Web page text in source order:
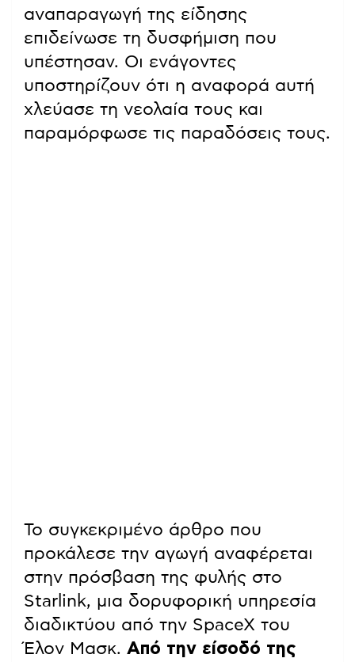
αναπαραγωγή της είδησης
επιδείνωσε τη δυσφήμιση που
υπέστησαν. Οι ενάγοντες
υποστηρίζουν ότι η αναφορά αυτή
χλεύασε τη νεολαία τους και
παραμόρφωσε τις παραδόσεις τους.
Το συγκεκριμένο άρθρο που
προκάλεσε την αγωγή αναφέρεται
στην πρόσβαση της φυλής στο
Starlink, μια δορυφορική υπηρεσία
διαδικτύου από την SpaceX του
Έλον Μασκ. Από την είσοδό της